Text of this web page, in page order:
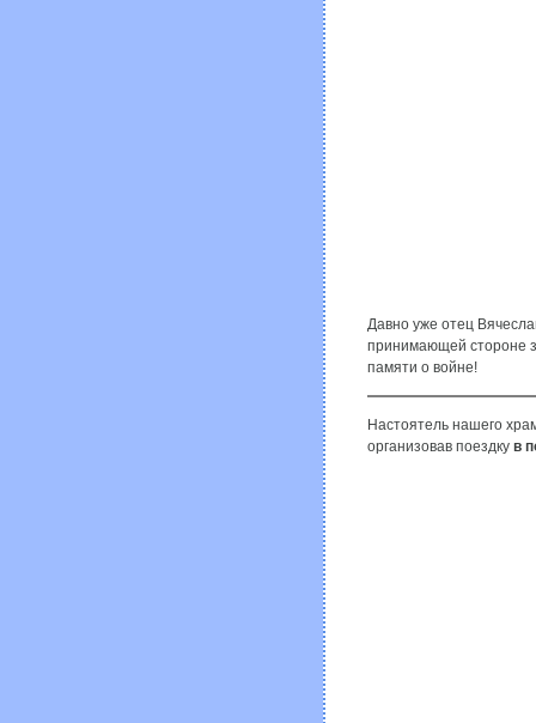
Давно уже отец
принимающей стороне
памяти о войне!
Настоятель нашего
организовав поездку в